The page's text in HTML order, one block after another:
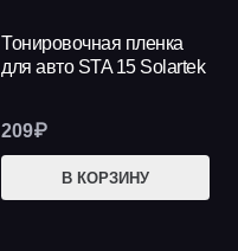
АКЦИЯ!
Тонировочная пленка
для авто STA 15 Solartek
209₽
В КОРЗИНУ